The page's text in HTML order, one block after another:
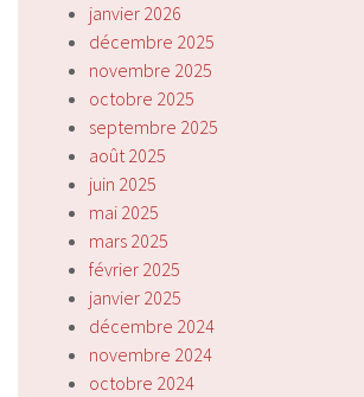
janvier 2026
décembre 2025
novembre 2025
octobre 2025
septembre 2025
août 2025
juin 2025
mai 2025
mars 2025
février 2025
janvier 2025
décembre 2024
novembre 2024
octobre 2024